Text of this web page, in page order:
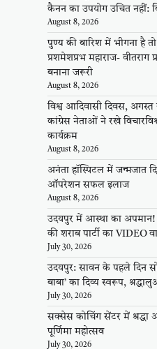
कैनन का उपयोग उचित नहीं:
August 8, 2026
पुण्य की बारिश में भीगना है
प्रशमेशप्रभ महाराज- वीतराग
बनाना जरूरी
August 8, 2026
विश्व आदिवासी दिवस,
कांग्रेस नेताओं ने रखे
कार्यक्रम
August 8, 2026
अनंता हॉस्पिटल में जन्मजात
ऑपरेशन सफल इलाज
August 8, 2026
उदयपुर में आस्था का
की शराब पार्टी का VIDEO
July 30, 2026
उदयपुर: सावन के पहले दिन
बाबा’ का दिव्य स्वरूप,
July 30, 2026
सक्सेस कोचिंग सेंटर में श्रद्धा
पूर्णिमा महोत्सव
July 30, 2026